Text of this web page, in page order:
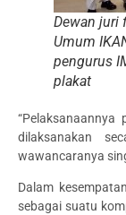
Dewan juri
Umum
pengurus
plakat
dilaksanakan
wawancaranya
Dalam
sebagai suatu